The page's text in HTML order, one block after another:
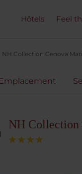
Hôtels Feel
NH Collection Genova
Emplacement
NH Collection